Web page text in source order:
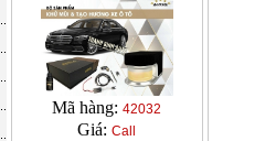
Mã hàng:42032
Giá:Call